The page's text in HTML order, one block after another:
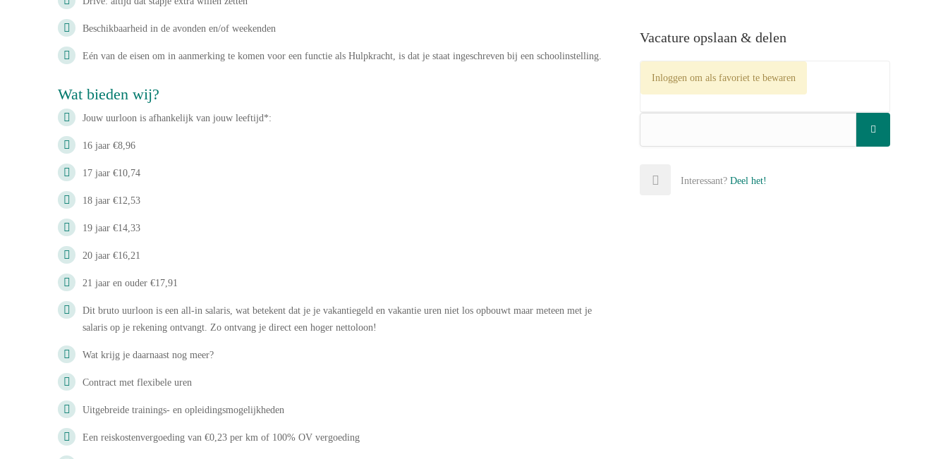
Beschikbaarheid in de avonden en/of weekenden
Eén van de eisen om in aanmerking te komen voor een functie als Hulpkracht, is dat je staat ingeschreven bij een schoolinstelling.
Wat bieden wij?
Jouw uurloon is afhankelijk van jouw leeftijd*:
16 jaar €8,96
17 jaar €10,74
18 jaar €12,53
19 jaar €14,33
20 jaar €16,21
21 jaar en ouder €17,91
Dit bruto uurloon is een all-in salaris, wat betekent dat je je vakantiegeld en vakantie uren niet los opbouwt maar meteen met je
salaris op je rekening ontvangt. Zo ontvang je direct een hoger nettoloon!
Wat krijg je daarnaast nog meer?
Contract met flexibele uren
Uitgebreide trainings- en opleidingsmogelijkheden
Een reiskostenvergoeding van €0,23 per km of 100% OV vergoeding
Vacature opslaan & delen
Inloggen om als favoriet te bewaren
Interessant? Deel het!